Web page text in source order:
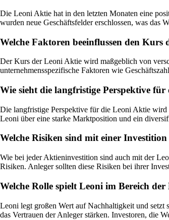
Die Leoni Aktie hat in den letzten Monaten eine
wurden neue Geschäftsfelder erschlossen, was das
Welche Faktoren beeinflussen den Kurs
Der Kurs der Leoni Aktie wird maßgeblich von
unternehmensspezifische Faktoren wie
Wie sieht die langfristige Perspektive
Die langfristige Perspektive für die Leoni Aktie
Leoni über eine starke Marktposition und ein
Welche Risiken sind mit einer
Wie bei jeder Aktieninvestition sind auch mit der
Risiken. Anleger sollten diese Risiken bei ihrer
Welche Rolle spielt Leoni im Bereich
Leoni legt großen Wert auf Nachhaltigkeit und
das Vertrauen der Anleger stärken. Investoren, die